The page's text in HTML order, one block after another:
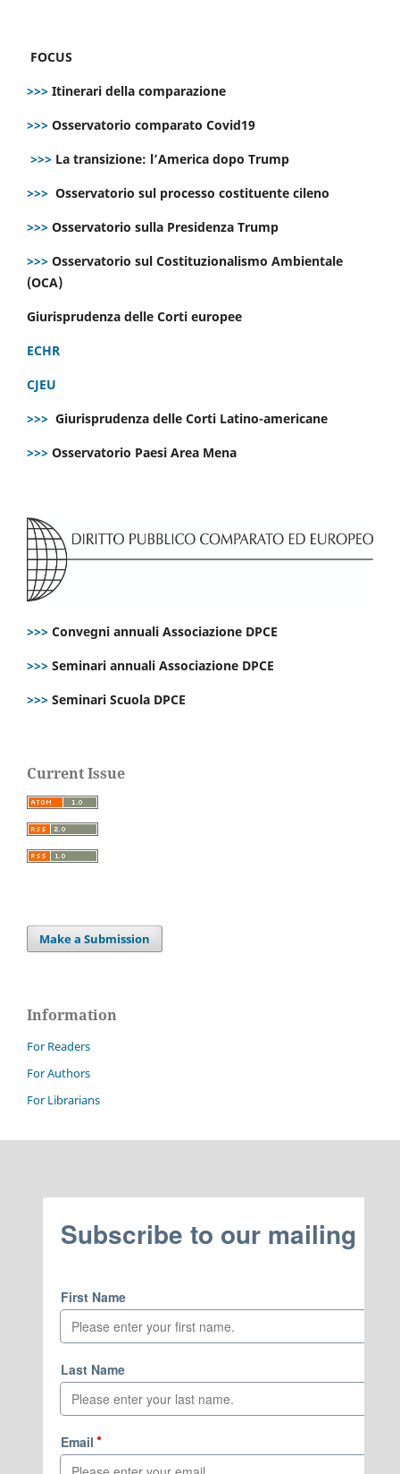
FOCUS
>>> Itinerari della comparazione
>>> Osservatorio comparato Covid19
>>> La transizione: l’America dopo Trump
>>> Osservatorio sul processo costituente cileno
>>> Osservatorio sulla Presidenza Trump
>>> Osservatorio sul Costituzionalismo Ambientale
(OCA)
Giurisprudenza delle Corti europee
ECHR
CJEU
>>> Giurisprudenza delle Corti Latino-americane
>>> Osservatorio Paesi Area Mena
>>> Convegni annuali Associazione DPCE
>>> Seminari annuali Associazione DPCE
>>> Seminari Scuola DPCE
Current Issue
Make a Submission
Information
For Readers
For Authors
For Librarians